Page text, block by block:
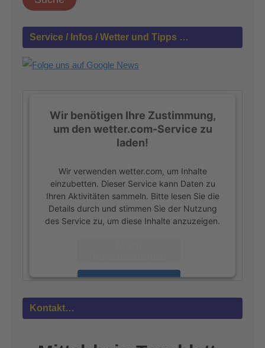
h
n
c
Service / Infos / Wetter und Tipps …
Wir benötigen Ihre Zustimmung,
um den wetter.com-Service zu
laden!
Wir verwenden wetter.com, um Inhalte
einzubetten. Dieser Service kann Daten zu
Ihren Aktivitäten sammeln. Bitte lesen Sie die
Details durch und stimmen Sie der Nutzung
des Service zu, um diese Inhalte anzuzeigen.
Akzeptieren
Kontakt…